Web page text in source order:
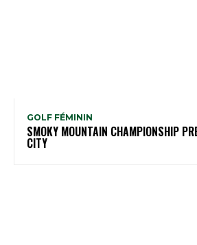
GOLF FÉMININ
SMOKY MOUNTAIN CHAMPIONSHIP
CITY